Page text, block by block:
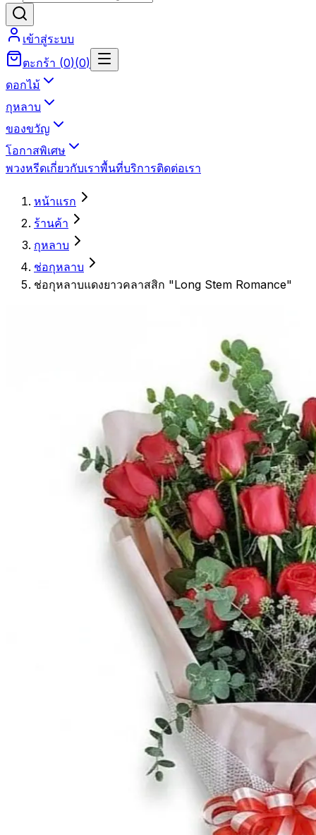
เข้าสู่ระบบ
ตะกร้า (0)(0)
ดอกไม้
กุหลาบ
ของขวัญ
โอกาสพิเศษ
พวงหรีดเกี่ยวกับเราพื้นที่บริการติดต่อเรา
หน้าแรก
ร้านค้า
กุหลาบ
ช่อกุหลาบ
ช่อกุหลาบแดงยาวคลาสสิก "Long Stem Romance"